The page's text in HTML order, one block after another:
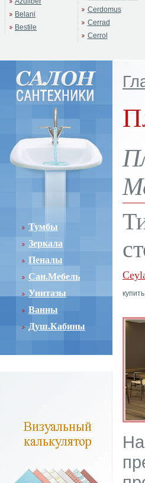
Belani
Bestile
Cerdomus
Cerrad
Cerrol
Тумбы
Зеркала
Пеналы
Сан.Мебель
Унитазы
Ванны
Душ.Кабины